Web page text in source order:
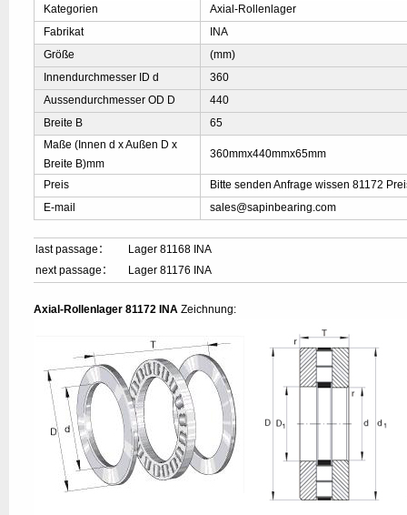
Kategorien
Axial-Rollenlager
Fabrikat
INA
Größe
(mm)
Innendurchmesser ID d
360
Aussendurchmesser OD D
440
Breite B
65
Maße (Innen d x Außen D x
Breite B)mm
360mmx440mmx65mm
Preis
Bitte senden Anfrage wissen 81172
E-mail
sales@sapinbearing.com
last passage：
Lager 81168 INA
next passage：
Lager 81176 INA
Axial-Rollenlager 81172 INA Zeichnung: